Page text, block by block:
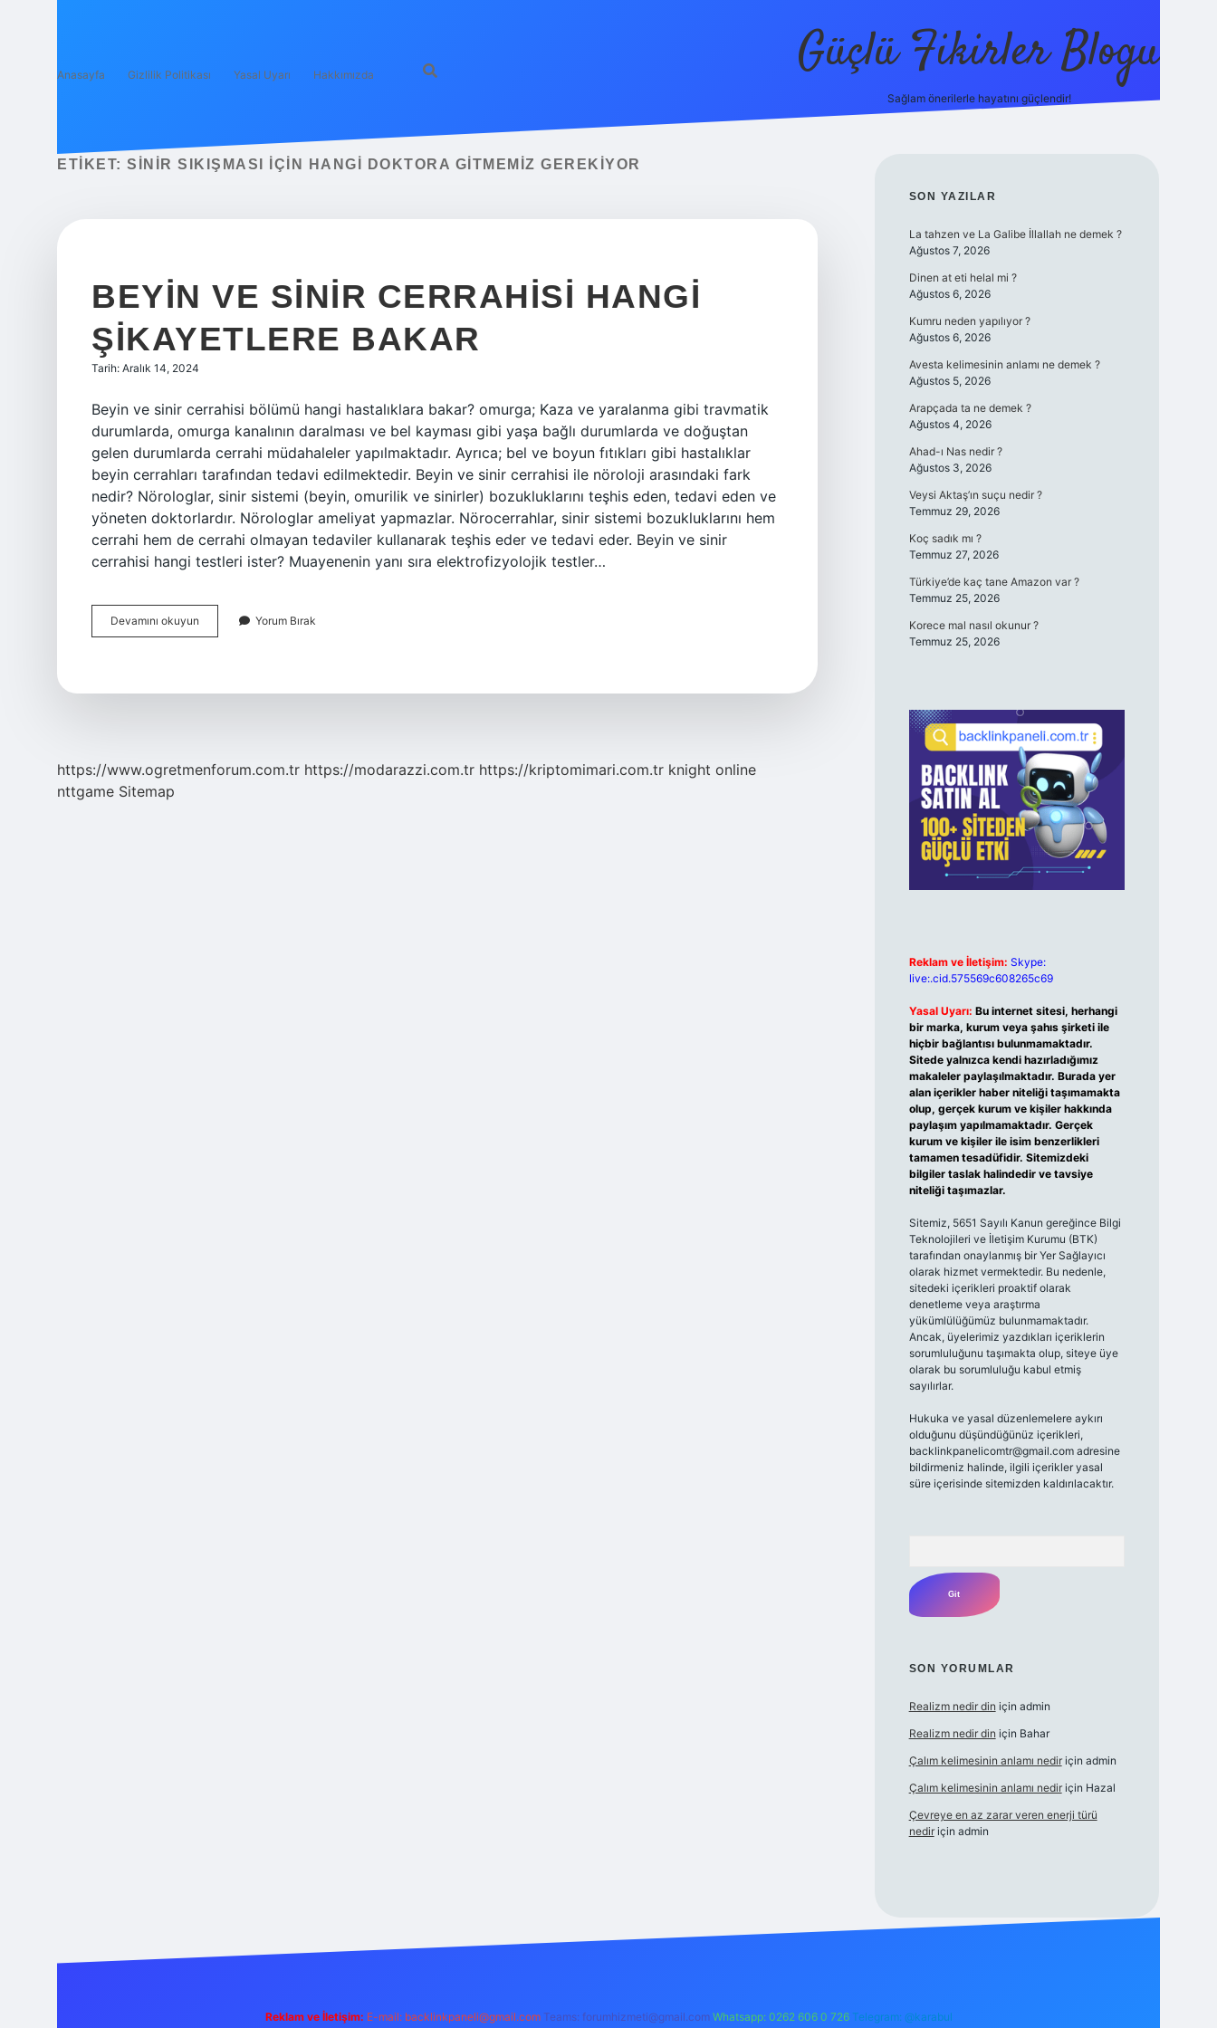
Anasayfa Gizlilik Politikası Yasal Uyarı Hakkımızda Güçlü Fikirler Blogu
Sağlam önerilerle hayatını güçlendir!
ETIKET: SINIR SIKIŞMASI IÇIN HANGI DOKTORA GITMEMIZ GEREKIYOR
BEYIN VE SINIR CERRAHISI HANGI
ŞIKAYETLERE BAKAR
Tarih: Aralık 14, 2024
Beyin ve sinir cerrahisi bölümü hangi hastalıklara bakar? omurga; Kaza ve yaralanma gibi travmatik
durumlarda, omurga kanalının daralması ve bel kayması gibi yaşa bağlı durumlarda ve doğuştan
gelen durumlarda cerrahi müdahaleler yapılmaktadır. Ayrıca; bel ve boyun fıtıkları gibi hastalıklar
beyin cerrahları tarafından tedavi edilmektedir. Beyin ve sinir cerrahisi ile nöroloji arasındaki fark
nedir? Nörologlar, sinir sistemi (beyin, omurilik ve sinirler) bozukluklarını teşhis eden, tedavi eden ve
yöneten doktorlardır. Nörologlar ameliyat yapmazlar. Nörocerrahlar, sinir sistemi bozukluklarını hem
cerrahi hem de cerrahi olmayan tedaviler kullanarak teşhis eder ve tedavi eder. Beyin ve sinir
cerrahisi hangi testleri ister? Muayenenin yanı sıra elektrofizyolojik testler…
Devamını okuyun
Ve
Yorum Bırak
https://www.ogretmenforum.com.tr https://modarazzi.com.tr https://kriptomimari.com.tr knight online
nttgame Sitemap
SIDEBAR
SON YAZILAR
La tahzen ve La Galibe İllallah ne demek ?
Ağustos 7, 2026
Dinen at eti helal mi ?
Ağustos 6, 2026
Kumru neden yapılıyor ?
Ağustos 6, 2026
Avesta kelimesinin anlamı ne demek ?
Ağustos 5, 2026
Arapçada ta ne demek ?
Ağustos 4, 2026
Ahad-ı Nas nedir ?
Ağustos 3, 2026
Veysi Aktaş’ın suçu nedir ?
Temmuz 29, 2026
Koç sadık mı ?
Temmuz 27, 2026
Türkiye’de kaç tane Amazon var ?
Temmuz 25, 2026
Korece mal nasıl okunur ?
Temmuz 25, 2026
Reklam ve İletişim: Skype:
live:.cid.575569c608265c69
Yasal Uyarı: Bu internet sitesi, herhangi
bir marka, kurum veya şahıs şirketi ile
hiçbir bağlantısı bulunmamaktadır.
Sitede yalnızca kendi hazırladığımız
makaleler paylaşılmaktadır. Burada yer
alan içerikler haber niteliği taşımamakta
olup, gerçek kurum ve kişiler hakkında
paylaşım yapılmamaktadır. Gerçek
kurum ve kişiler ile isim benzerlikleri
tamamen tesadüfidir. Sitemizdeki
bilgiler taslak halindedir ve tavsiye
niteliği taşımazlar.
Sitemiz, 5651 Sayılı Kanun gereğince Bilgi
Teknolojileri ve İletişim Kurumu (BTK)
tarafından onaylanmış bir Yer Sağlayıcı
olarak hizmet vermektedir. Bu nedenle,
sitedeki içerikleri proaktif olarak
denetleme veya araştırma
yükümlülüğümüz bulunmamaktadır.
Ancak, üyelerimiz yazdıkları içeriklerin
sorumluluğunu taşımakta olup, siteye üye
olarak bu sorumluluğu kabul etmiş
sayılırlar.
Hukuka ve yasal düzenlemelere aykırı
olduğunu düşündüğünüz içerikleri,
backlinkpanelicomtr@gmail.comadresine
bildirmeniz halinde, ilgili içerikler yasal
süre içerisinde sitemizden kaldırılacaktır.
SON YORUMLAR
Realizm nedir din için admin
Realizm nedir din için Bahar
Çalım kelimesinin anlamı nediriçin admin
Çalım kelimesinin anlamı nediriçin Hazal
Çevreye en az zarar veren enerji türü
nediriçin admin
Reklam ve İletişim: E-mail: backlinkpaneli@gmail.com Teams: forumhizmeti@gmail.com Whatsapp: 0262 606 0 726 Telegram: @karabul